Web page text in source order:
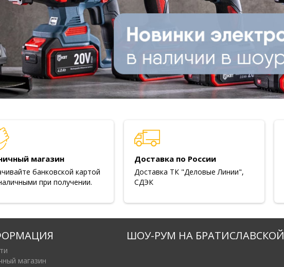
магазин
банковской картой
при получении.
Доставка по России
Доставка ТК "Деловые Линии",
СДЭК
магазин
ШОУ-РУМ НА БРАТИСЛАВСКОЙ